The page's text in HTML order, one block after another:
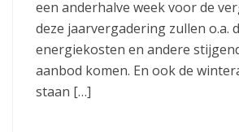
een anderhalve week voor de
deze jaarvergadering zullen o.a.
energiekosten en andere
aanbod komen. En ook de
staan […]